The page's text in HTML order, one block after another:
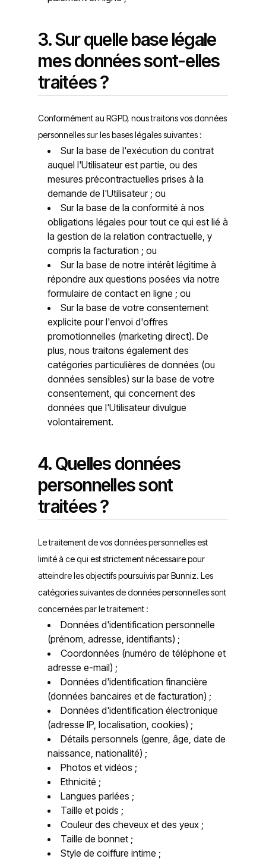
3. Sur quelle base légale
mes données sont-elles
traitées ?
Conformément au RGPD, nous traitons vos données
personnelles sur les bases légales suivantes :
Sur la base de l'exécution du contrat
auquel l'Utilisateur est partie, ou des
mesures précontractuelles prises à la
demande de l'Utilisateur ; ou
Sur la base de la conformité à nos
obligations légales pour tout ce qui est lié à
la gestion de la relation contractuelle, y
compris la facturation ; ou
Sur la base de notre intérêt légitime à
répondre aux questions posées via notre
formulaire de contact en ligne ; ou
Sur la base de votre consentement
explicite pour l'envoi d'offres
promotionnelles (marketing direct). De
plus, nous traitons également des
catégories particulières de données (ou
données sensibles) sur la base de votre
consentement, qui concernent des
données que l'Utilisateur divulgue
volontairement.
4. Quelles données
personnelles sont
traitées ?
Le traitement de vos données personnelles est
limité à ce qui est strictement nécessaire pour
atteindre les objectifs poursuivis par Bunniz. Les
catégories suivantes de données personnelles sont
concernées par le traitement :
Données d'identification personnelle
(prénom, adresse, identifiants) ;
Coordonnées (numéro de téléphone et
adresse e-mail) ;
Données d'identification financière
(données bancaires et de facturation) ;
Données d'identification électronique
(adresse IP, localisation, cookies) ;
Détails personnels (genre, âge, date de
naissance, nationalité) ;
Photos et vidéos ;
Ethnicité ;
Langues parlées ;
Taille et poids ;
Couleur des cheveux et des yeux ;
Taille de bonnet ;
Style de coiffure intime ;